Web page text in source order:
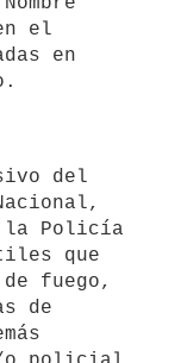
el
en
la Policía
que
fuego,
de